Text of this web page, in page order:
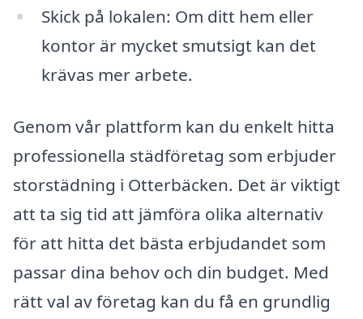
Skick på lokalen: Om ditt hem eller
kontor är mycket smutsigt kan det
krävas mer arbete.
Genom vår plattform kan du enkelt hitta
professionella städföretag som erbjuder
storstädning i Otterbäcken. Det är viktigt
att ta sig tid att jämföra olika alternativ
för att hitta det bästa erbjudandet som
passar dina behov och din budget. Med
rätt val av företag kan du få en grundlig